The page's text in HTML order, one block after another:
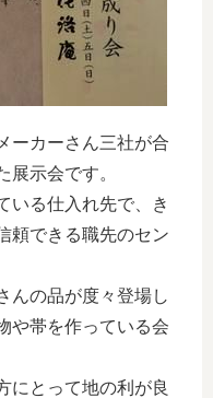
ーカーさん三社が合
展示会です。
いる仕入れ先で、き
頼できる職先のセン
んの品が度々登場し
や帯を作っている会
にとって地の利が良